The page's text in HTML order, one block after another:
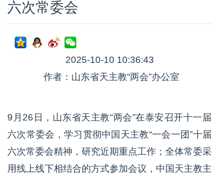
六次常委会
2025-10-10 10:36:43
作者：山东省天主教“两会”办公室
9月26日，山东省天主教“两会”在泰安召开十一届
六次常委会，学习贯彻中国天主教“一会一团”十届
六次常委会精神，研究近期重点工作；全体常委采
用线上线下相结合的方式参加会议，中国天主教主